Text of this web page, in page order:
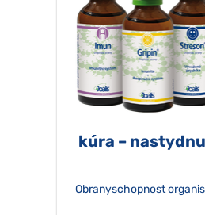
kúra –
Obranyschopnost